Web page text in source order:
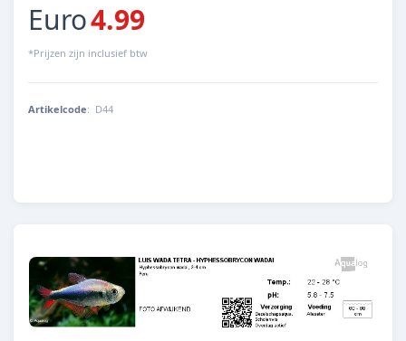
Euro4.99
*Prijzen zijn inclusief btw
Artikelcode: D44